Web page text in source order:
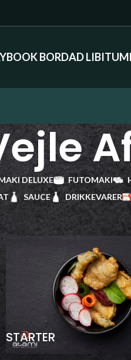
BOOK BORDAD LIBITUM
DELUXE FUTOMAKI
SAUCE DRIKKEVARER
STARTER